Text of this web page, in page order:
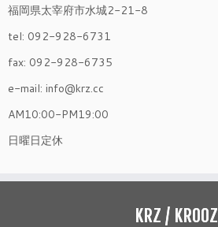
福岡県太宰府市水城2-21-8
tel: 092-928-6731
fax: 092-928-6735
e-mail: info@krz.cc
AM10:00-PM19:00
日曜日定休
KRZ / KROOZ